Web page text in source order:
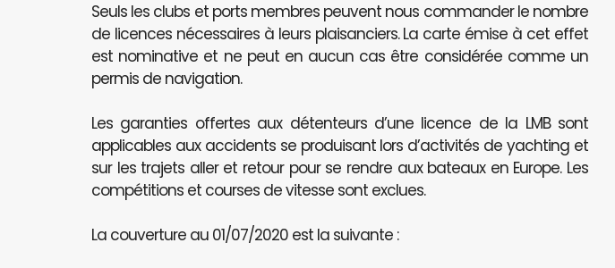
Seuls les clubs et ports membres peuvent nous commander le nombre
de licences nécessaires à leurs plaisanciers. La carte émise à cet effet
est nominative et ne peut en aucun cas être considérée comme un
permis de navigation.
Les garanties offertes aux détenteurs d’une licence de la LMB sont
applicables aux accidents se produisant lors d’activités de yachting et
sur les trajets aller et retour pour se rendre aux bateaux en Europe. Les
compétitions et courses de vitesse sont exclues.
La couverture au 01/07/2020 est la suivante :